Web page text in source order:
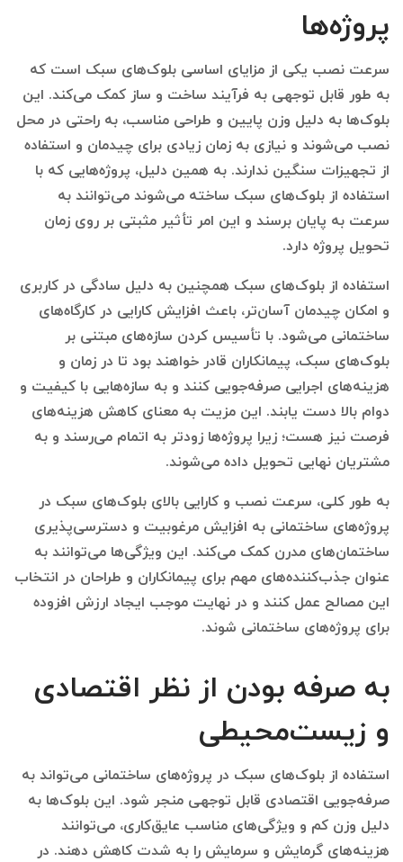
پروژه‌ها
سرعت نصب یکی از مزایای اساسی بلوک‌های سبک است که
به طور قابل توجهی به فرآیند ساخت و ساز کمک می‌کند. این
بلوک‌ها به دلیل وزن پایین و طراحی مناسب، به راحتی در محل
نصب می‌شوند و نیازی به زمان زیادی برای چیدمان و استفاده
از تجهیزات سنگین ندارند. به همین دلیل، پروژه‌هایی که با
استفاده از بلوک‌های سبک ساخته می‌شوند می‌توانند به
سرعت به پایان برسند و این امر تأثیر مثبتی بر روی زمان
تحویل پروژه دارد.
استفاده از بلوک‌های سبک همچنین به دلیل سادگی در کاربری
و امکان چیدمان آسان‌تر، باعث افزایش کارایی در کارگاه‌های
ساختمانی می‌شود. با تأسیس کردن سازه‌های مبتنی بر
بلوک‌های سبک، پیمانکاران قادر خواهند بود تا در زمان و
هزینه‌های اجرایی صرفه‌جویی کنند و به سازه‌هایی با کیفیت و
دوام بالا دست یابند. این مزیت به معنای کاهش هزینه‌های
فرصت نیز هست؛ زیرا پروژه‌ها زودتر به اتمام می‌رسند و به
مشتریان نهایی تحویل داده می‌شوند.
به طور کلی، سرعت نصب و کارایی بالای بلوک‌های سبک در
پروژه‌های ساختمانی به افزایش مرغوبیت و دسترسی‌پذیری
ساختمان‌های مدرن کمک می‌کند. این ویژگی‌ها می‌توانند به
عنوان جذب‌کننده‌های مهم برای پیمانکاران و طراحان در انتخاب
این مصالح عمل کنند و در نهایت موجب ایجاد ارزش افزوده
برای پروژه‌های ساختمانی شوند.
به صرفه بودن از نظر اقتصادی
و زیست‌محیطی
استفاده از بلوک‌های سبک در پروژه‌های ساختمانی می‌تواند به
صرفه‌جویی اقتصادی قابل توجهی منجر شود. این بلوک‌ها به
دلیل وزن کم و ویژگی‌های مناسب عایق‌کاری، می‌توانند
هزینه‌های گرمایش و سرمایش را به شدت کاهش دهند. در